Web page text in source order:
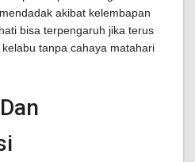
akibat kelembapan
bisa terpengaruh jika terus
tanpa cahaya matahari